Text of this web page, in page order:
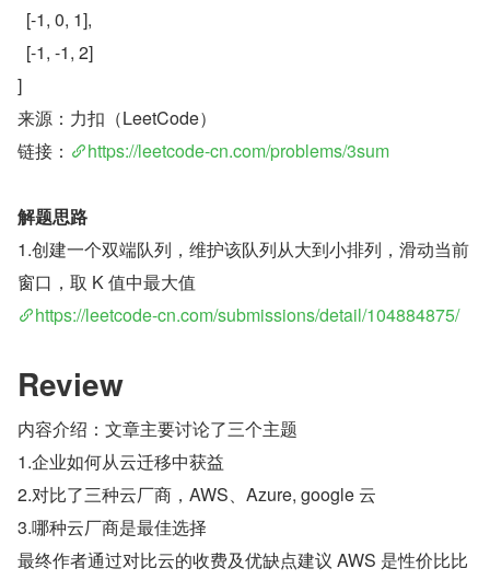
  [-1, 0, 1],
  [-1, -1, 2]
]
来源：力扣（LeetCode）
链接：
https://leetcode-cn.com/problems/3sum
解题思路
1.创建一个双端队列，维护该队列从大到小排列，滑动当前
窗口，取 K 值中最大值
https://leetcode-cn.com/submissions/detail/104884875/
Review
内容介绍：文章主要讨论了三个主题
1.企业如何从云迁移中获益
2.对比了三种云厂商，AWS、Azure, google 云
3.哪种云厂商是最佳选择
最终作者通过对比云的收费及优缺点建议 AWS 是性价比比